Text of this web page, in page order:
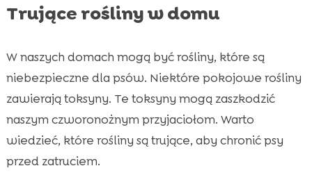
Trujące rośliny w domu
W naszych domach mogą być rośliny, które są
niebezpieczne dla psów. Niektóre pokojowe rośliny
zawierają toksyny. Te toksyny mogą zaszkodzić
naszym czworonożnym przyjaciołom. Warto
wiedzieć, które rośliny są trujące, aby chronić psy
przed zatruciem.